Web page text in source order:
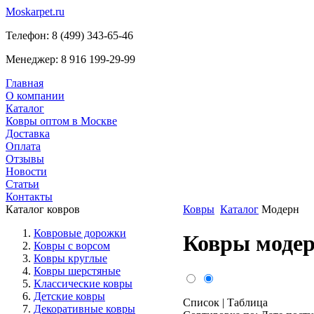
Moskarpet.ru
Телефон: 8 (499) 343-65-46
Менеджер: 8 916 199-29-99
Главная
О компании
Каталог
Ковры оптом в Москве
Доставка
Оплата
Отзывы
Новости
Статьи
Контакты
Каталог ковров
Ковровые дорожки
Ковры с ворсом
Ковры круглые
Ковры шерстяные
Классические ковры
Детские ковры
Декоративные ковры
Ковры Каталог Модерн
Ковры
Список | Таблица